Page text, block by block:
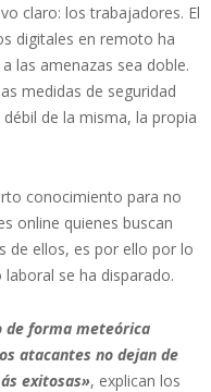
claro: los trabajadores. El
digitales en remoto ha
las amenazas sea doble.
medidas de seguridad
de la misma, la propia
conocimiento para no
online quienes buscan
de ellos, es por ello por lo
se ha disparado.
de forma meteórica
atacantes no dejan de
exitosas», explican los